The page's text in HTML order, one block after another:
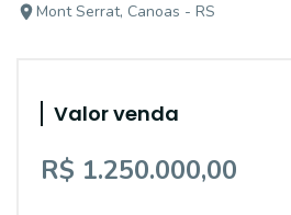
Mont Serrat, Canoas - RS
Valor venda
R$ 1.250.000,00